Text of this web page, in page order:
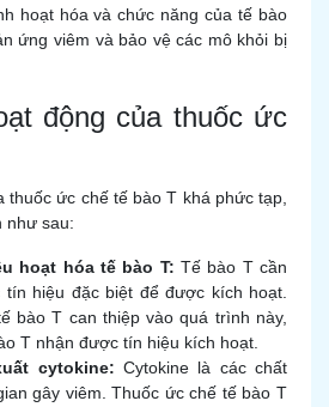
hoạt hóa và chức năng của tế bào
ứng viêm và bảo vệ các mô khỏi bị
động của thuốc ức
thuốc ức chế tế bào T khá phức tạp,
như sau:
hoạt hóa tế bào T: Tế bào T cần
tín hiệu đặc biệt để được kích hoạt.
bào T can thiệp vào quá trình này,
T nhận được tín hiệu kích hoạt.
cytokine: Cytokine là các chất
gây viêm. Thuốc ức chế tế bào T